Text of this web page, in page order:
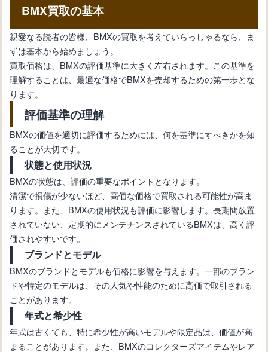
BMXフレームの全て：種類、素材、デ
ザイン、重量、そして選び方のポイン
ト
ザインからブランド、安全性まで
BMX買取の基本
親愛なる読者の皆様、BMXの買取を考えていらっしゃるなら、ま
ずは基本から始めましょう。
買取価格は、BMXの評価基準に大きく左右されます。この基準を
理解することは、最適な価格でBMXを売却するための第一歩とな
ります。
評価基準の理解
BMXの価値を適切に評価するためには、何を基準にすべきかを知
ることが大切です。
状態と使用状況
BMXの状態は、評価の重要なポイントとなります。
清潔で損傷が少ないほど、高価な価格で買取される可能性が高ま
ります。また、BMXの使用状況も評価に影響します。長期間放置
されていない、定期的にメンテナンスされているBMXは、高く評
価されやすいです。
ブランドとモデル
BMXのブランドとモデルも価格に影響を与えます。一部のブラン
ドや特定のモデルは、その人気や性能のために高価で取引される
ことがあります。
年式と希少性
年式は古くても、特に希少性が高いモデルや限定品は、価値が高
まることがあります。また、BMXのコレクターズアイテムやレア